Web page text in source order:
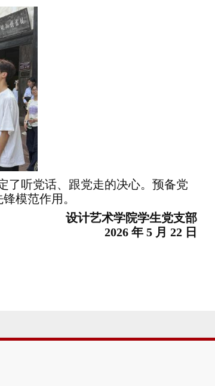
了听党话、跟党走的决心。预备党
模范作用。
设计艺术学院学生党支部
2026 年 5 月 22 日